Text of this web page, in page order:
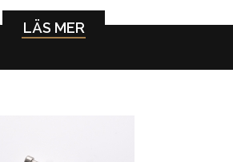
LÄS MER